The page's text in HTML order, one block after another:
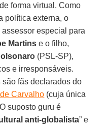
forma virtual. Como
política externa, o
assessor especial para
Martins e o filho,
(PSL-SP),
e irresponsáveis.
fãs declarados do
Carvalho (cuja única
suposto guru é
anti-globalista” e